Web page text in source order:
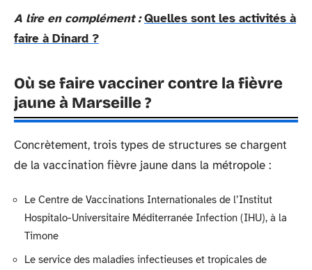
A lire en complément : Quelles sont les activités à
faire à Dinard ?
Où se faire vacciner contre la fièvre
jaune à Marseille ?
Concrètement, trois types de structures se chargent
de la vaccination fièvre jaune dans la métropole :
Le Centre de Vaccinations Internationales de l’Institut
Hospitalo-Universitaire Méditerranée Infection (IHU), à la
Timone
Le service des maladies infectieuses et tropicales de